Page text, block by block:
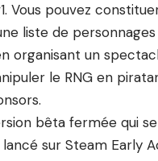
Vous pouvez
liste de
organisant un
le RNG en
bêta fermée qui
sur Steam Early